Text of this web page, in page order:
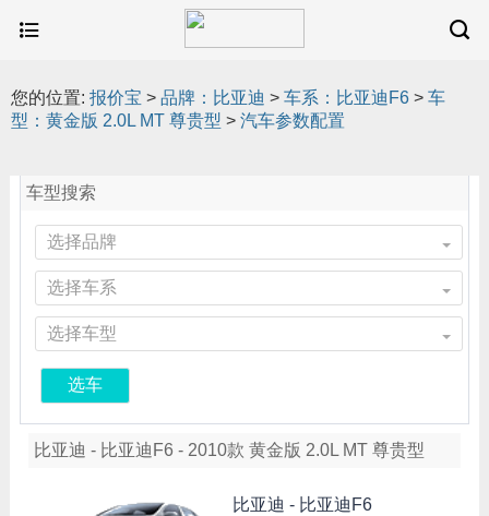
您的位置: 报价宝 > 品牌：比亚迪 > 车系：比亚迪F6 > 车
型：黄金版 2.0L MT 尊贵型 > 汽车参数配置
车型搜索
选择品牌
选择车系
选择车型
选车
比亚迪 - 比亚迪F6 - 2010款 黄金版 2.0L MT 尊贵型
比亚迪 - 比亚迪F6